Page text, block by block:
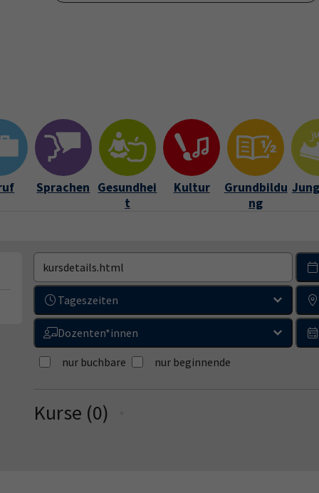
Sprachen Gesundhei
t
Kultur
Grundbildu
ng
Tageszeiten
Dozenten*innen
nur buchbare nur beginnende
Kurse (0)